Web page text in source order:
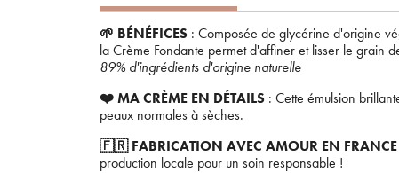
🌱 BÉNÉFICES : Composée de glycérine d'origine
la Crème Fondante permet d'affiner et lisser le grain
89% d'ingrédients d'origine naturelle
❤️ MA CRÈME EN DÉTAILS : Cette émulsion
peaux normales à sèches.
🇫🇷 FABRICATION AVEC AMOUR EN FRANCE
production locale pour un soin responsable !